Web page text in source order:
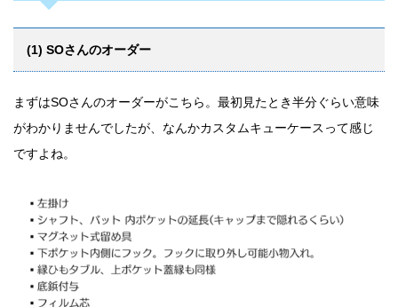
(1) SOさんのオーダー
まずはSOさんのオーダーがこちら。最初見たとき半分ぐらい意味
がわかりませんでしたが、なんかカスタムキューケースって感じ
ですよね。